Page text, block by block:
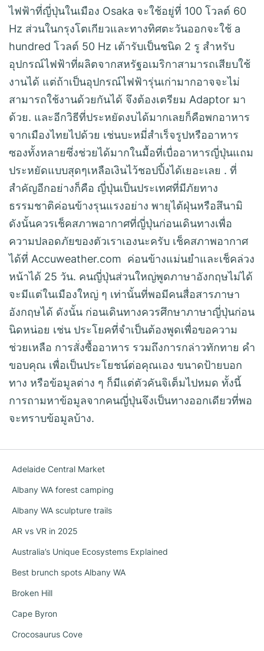
ไฟฟ้าที่ญี่ปุ่นในเมือง Osaka จะใช้อยู่ที่ 100 โวลต์ 60
Hz ส่วนในกรุงโตเกียวและทางทิศตะวันออกจะใช้ a
hundred โวลต์ 50 Hz เต้ารับเป็นชนิด 2 รู สำหรับ
อุปกรณ์ไฟฟ้าที่ผลิตจากสหรัฐอเมริกาสามารถเสียบใช้
งานได้ แต่ถ้าเป็นอุปกรณ์ไฟฟ้ารุ่นเก่ามากอาจจะไม่
สามารถใช้งานด้วยกันได้ จึงต้องเตรียม Adaptor มา
ด้วย. และอีกวิธีที่ประหยัดงบได้มากเลยก็คือพกอาหาร
จากเมืองไทยไปด้วย เช่นบะหมี่สำเร็จรูปหรืออาหาร
ซองทั้งหลายซึ่งช่วยได้มากในมื้อที่เบื่ออาหารญี่ปุ่นแถม
ประหยัดแบบสุดๆเหลือเงินไว้ชอปปิ้งได้เยอะเลย . ที่
สำคัญอีกอย่างก็คือ ญี่ปุ่นเป็นประเทศที่มีภัยทาง
ธรรมชาติค่อนข้างรุนแรงอย่าง พายุไต้ฝุ่นหรือสึนามิ
ดังนั้นควรเช็คสภาพอากาศที่ญี่ปุ่นก่อนเดินทางเพื่อ
ความปลอดภัยของตัวเราเองนะครับ เช็คสภาพอากาศ
ได้ที่ Accuweather.com ค่อนข้างแม่นยำและเช็คล่วง
หน้าได้ 25 วัน. คนญี่ปุ่นส่วนใหญ่พูดภาษาอังกฤษไม่ได้
จะมีแต่ในเมืองใหญ่ ๆ เท่านั้นที่พอมีคนสื่อสารภาษา
อังกฤษได้ ดังนั้น ก่อนเดินทางควรศึกษาภาษาญี่ปุ่นก่อน
นิดหน่อย เช่น ประโยคที่จำเป็นต้องพูดเพื่อขอความ
ช่วยเหลือ การสั่งซื้ออาหาร รวมถึงการกล่าวทักทาย คำ
ขอบคุณ เพื่อเป็นประโยชน์ต่อคุณเอง ขนาดป้ายบอก
ทาง หรือข้อมูลต่าง ๆ ก็มีแต่ตัวคันจิเต็มไปหมด ทั้งนี้
การถามหาข้อมูลจากคนญี่ปุ่นจึงเป็นทางออกเดียวที่พอ
จะทราบข้อมูลบ้าง.
Adelaide Central Market
Albany WA forest camping
Albany WA sculpture trails
AR vs VR in 2025
Australia’s Unique Ecosystems Explained
Best brunch spots Albany WA
Broken Hill
Cape Byron
Crocosaurus Cove